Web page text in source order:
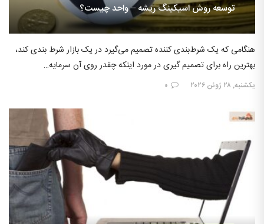
توسعه روش اسیکینگ ریشه – واحد چیست؟
هنگامی که یک شرط‌بندی کننده تصمیم می‌گیرد در یک بازار شرط بندی کند،
بهترین راه برای تصمیم گیری در مورد اینکه چقدر روی آن سرمایه…
یکشنبه, ۲۸ ژوئن ۲۰۲۶ ۰